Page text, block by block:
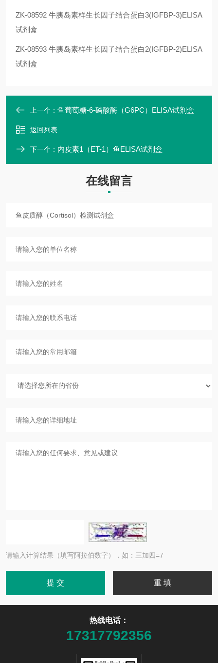
ZK-08592 牛胰岛素样生长因子结合蛋白3(IGFBP-3)ELISA
试剂盒
ZK-08593 牛胰岛素样生长因子结合蛋白2(IGFBP-2)ELISA
试剂盒
上一个： 鱼葡萄糖-6-磷酸酶（G6PC）ELISA试剂盒
返回列表
下一个： 内皮素1（ET-1）鱼ELISA试剂盒
在线留言
请输入计算结果（填写阿拉伯数字），如：三加四=7
热线电话：
17317792356